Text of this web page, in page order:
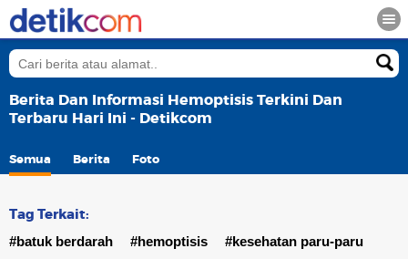
Berita Dan Informasi Hemoptisis Terkini Dan
Terbaru Hari Ini - Detikcom
Semua Berita Foto
Tag Terkait:
#batuk berdarah #hemoptisis
#kesehatan paru-paru